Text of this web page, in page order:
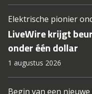
Elektrische pionier
LiveWire krijgt
onder één dollar
1 augustus 2026
Begin van een